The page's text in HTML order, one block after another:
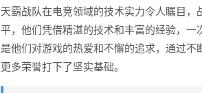
天霸战队在电竞领域的技术实力令人瞩目
平，他们凭借精湛的技术和丰富的经验，一
是他们对游戏的热爱和不懈的追求，通过
更多荣誉打下了坚实基础。